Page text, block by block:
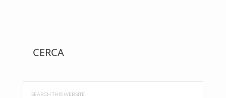
Primary
CERCA